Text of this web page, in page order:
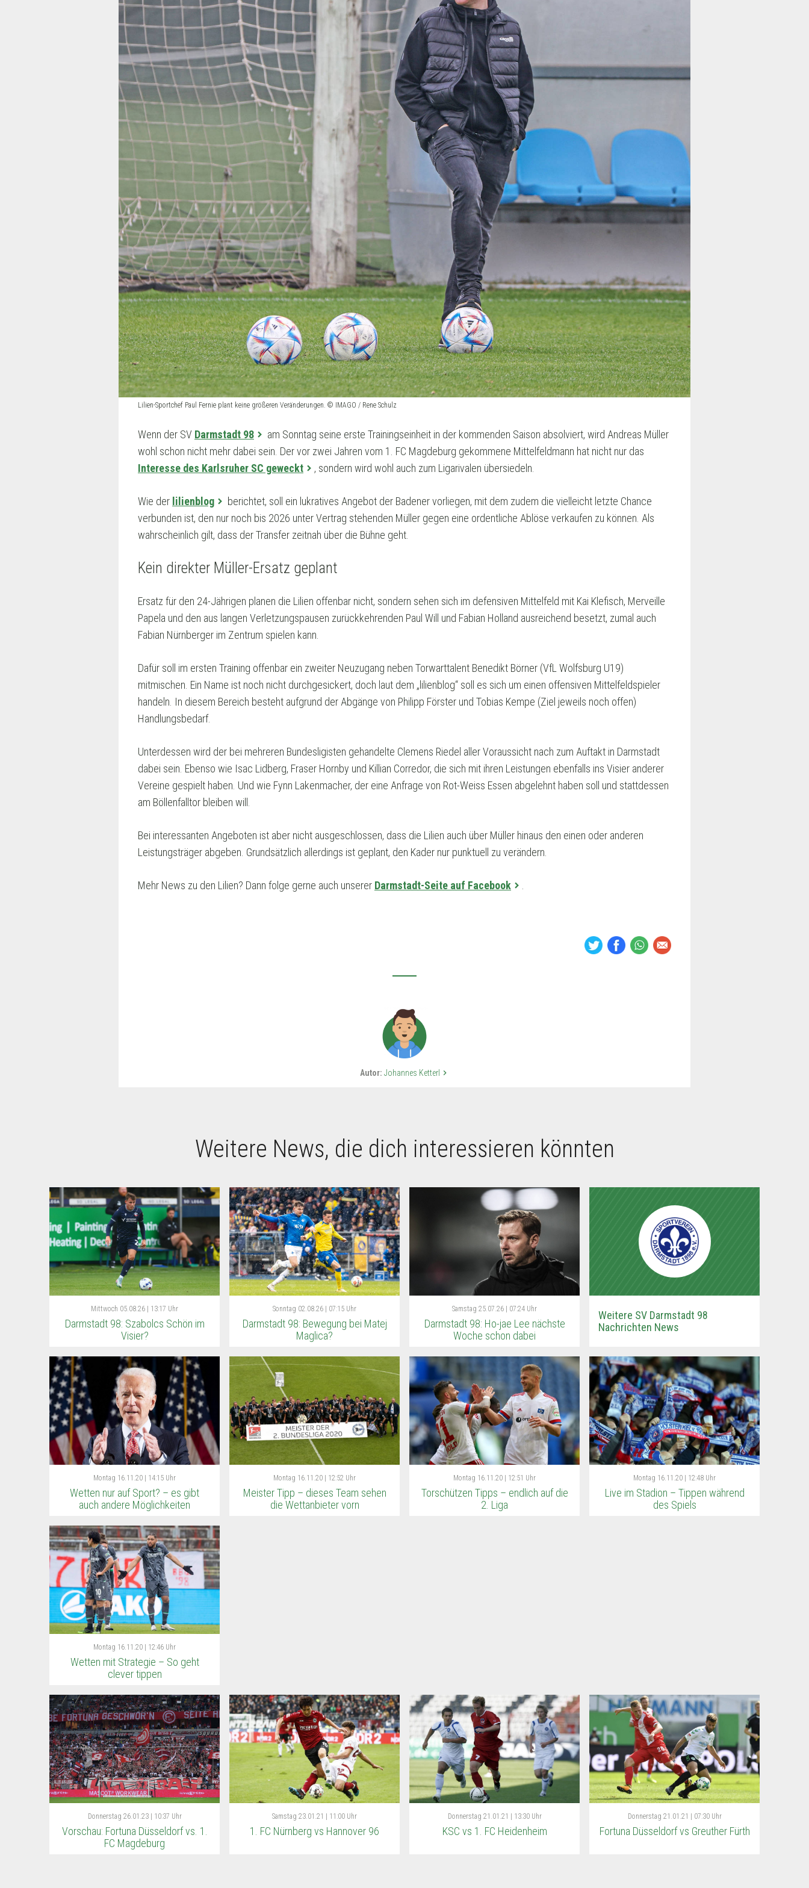
Lilien-Sportchef Paul Fernie plant keine größeren Veränderungen. © IMAGO / Rene Schulz
Wenn der SV Darmstadt 98
am Sonntag seine erste Trainingseinheit in der kommenden Saison absolviert, wird Andreas Müller
wohl schon nicht mehr dabei sein. Der vor zwei Jahren vom 1. FC Magdeburg gekommene Mittelfeldmann hat nicht nur das
Interesse des Karlsruher SC geweckt
, sondern wird wohl auch zum Ligarivalen übersiedeln.
Wie der lilienblog
berichtet, soll ein lukratives Angebot der Badener vorliegen, mit dem zudem die vielleicht letzte Chance
verbunden ist, den nur noch bis 2026 unter Vertrag stehenden Müller gegen eine ordentliche Ablöse verkaufen zu können. Als
wahrscheinlich gilt, dass der Transfer zeitnah über die Bühne geht.
Kein direkter Müller-Ersatz geplant
Ersatz für den 24-Jährigen planen die Lilien offenbar nicht, sondern sehen sich im defensiven Mittelfeld mit Kai Klefisch, Merveille
Papela und den aus langen Verletzungspausen zurückkehrenden Paul Will und Fabian Holland ausreichend besetzt, zumal auch
Fabian Nürnberger im Zentrum spielen kann.
Dafür soll im ersten Training offenbar ein zweiter Neuzugang neben Torwarttalent Benedikt Börner (VfL Wolfsburg U19)
mitmischen. Ein Name ist noch nicht durchgesickert, doch laut dem „lilienblog“ soll es sich um einen offensiven Mittelfeldspieler
handeln. In diesem Bereich besteht aufgrund der Abgänge von Philipp Förster und Tobias Kempe (Ziel jeweils noch offen)
Handlungsbedarf.
Unterdessen wird der bei mehreren Bundesligisten gehandelte Clemens Riedel aller Voraussicht nach zum Auftakt in Darmstadt
dabei sein. Ebenso wie Isac Lidberg, Fraser Hornby und Killian Corredor, die sich mit ihren Leistungen ebenfalls ins Visier anderer
Vereine gespielt haben. Und wie Fynn Lakenmacher, der eine Anfrage von Rot-Weiss Essen abgelehnt haben soll und stattdessen
am Böllenfalltor bleiben will.
Bei interessanten Angeboten ist aber nicht ausgeschlossen, dass die Lilien auch über Müller hinaus den einen oder anderen
Leistungsträger abgeben. Grundsätzlich allerdings ist geplant, den Kader nur punktuell zu verändern.
Mehr News zu den Lilien? Dann folge gerne auch unserer Darmstadt-Seite auf Facebook .
Autor: Johannes Ketterl keyboard_arrow_right
Weitere News, die dich interessieren könnten
Mittwoch 05.08.26 | 13:17 Uhr
Darmstadt 98: Szabolcs Schön im
Visier?
Sonntag 02.08.26 | 07:15 Uhr
Darmstadt 98: Bewegung bei Matej
Maglica?
Samstag 25.07.26 | 07:24 Uhr
Darmstadt 98: Ho-jae Lee nächste
Woche schon dabei
Weitere SV Darmstadt 98
Nachrichten News
Montag 16.11.20 | 14:15 Uhr
Wetten nur auf Sport? – es gibt
auch andere Möglichkeiten
Montag 16.11.20 | 12:52 Uhr
Meister Tipp – dieses Team sehen
die Wettanbieter vorn
Montag 16.11.20 | 12:51 Uhr
Torschützen Tipps – endlich auf die
2. Liga
Montag 16.11.20 | 12:48 Uhr
Live im Stadion – Tippen während
des Spiels
Montag 16.11.20 | 12:46 Uhr
Wetten mit Strategie – So geht
clever tippen
Donnerstag 26.01.23 | 10:37 Uhr
Vorschau: Fortuna Düsseldorf vs. 1.
FC Magdeburg
Samstag 23.01.21 | 11:00 Uhr
1. FC Nürnberg vs Hannover 96
Donnerstag 21.01.21 | 13:30 Uhr
KSC vs 1. FC Heidenheim
Donnerstag 21.01.21 | 07:30 Uhr
Fortuna Düsseldorf vs Greuther Fürth